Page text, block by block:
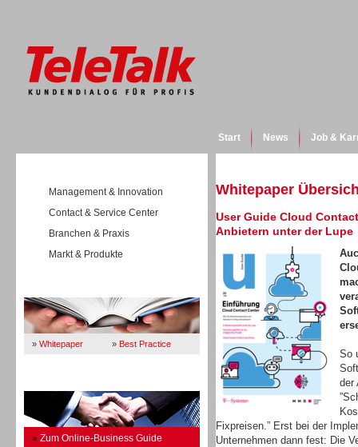
Start News Job &
Management & Innovation
Contact & Service Center
Branchen & Praxis
Markt & Produkte
» Whitepaper » Best Practice
» Zum Online-Business Guide
Whitepaper
User Guide Cloud
Anbietern unter der Lupe
So
der
Fixpreisen.” Erst bei der
Unternehmen dann fest: Die